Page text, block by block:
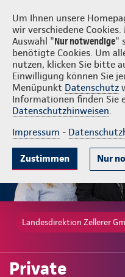
Um Ihnen unsere
wir verschiedene
Auswahl "Nur notwendige"
benötigte Cookies. Um
nutzen, klicken Sie bitte
Einwilligung können Sie
Menüpunkt Datenschutz
Informationen finden Sie
Datenschutzhinweisen.
Impressum -
Zustimmen Nur
Zellerer GmbH
Gute Gründe Tarife &
Landesdirektion Zellerer
Private